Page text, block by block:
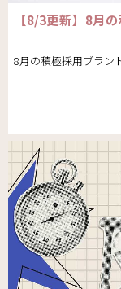
【8/3更新】8月
8月の積極採用ブラン